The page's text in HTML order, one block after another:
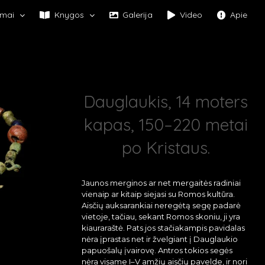
Knygos Galerija Video Apie
Dauglaukis, 14 moters
kapas, 150–220 metai
po Kristaus.
Jaunos merginos ar net mergaitės radiniai
vienaip ar kitaip siejasi su Romos kultūra.
Aisčių auksarankiai neregėtą segę padarė
vietoje, tačiau, sekant Romos skoniu, ji yra
kiauraraštė. Pats jos stačiakampis pavidalas
nėra įprastas net ir žvelgiant į Dauglaukio
papuošalų įvairovę. Antros tokios segės
nėra visame I–V amžių aisčių pavelde, ir nori